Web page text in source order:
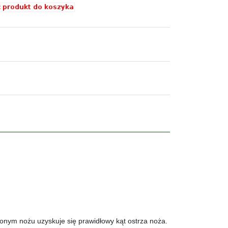
nożu uzyskuje się prawidłowy kąt ostrza noża.